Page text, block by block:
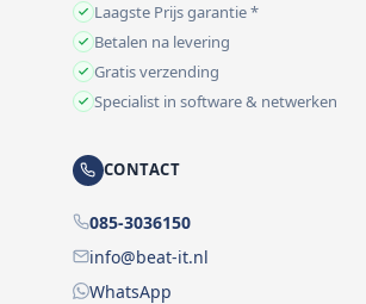
Laagste Prijs garantie *
Betalen na levering
Gratis verzending
Specialist in software & netwerken
CONTACT
085-3036150
info@beat-it.nl
WhatsApp